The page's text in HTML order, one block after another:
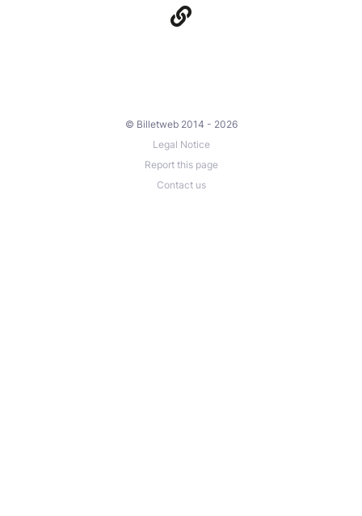
© Billetweb 2014 - 2026
Legal Notice
Report this page
Contact us